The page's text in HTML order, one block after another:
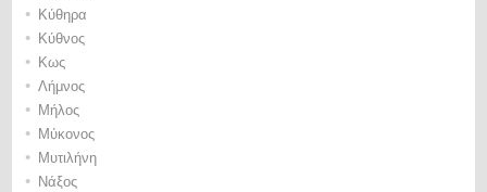
• Κύθηρα
• Κύθνος
• Κως
• Λήμνος
• Μήλος
• Μύκονος
• Μυτιλήνη
• Νάξος